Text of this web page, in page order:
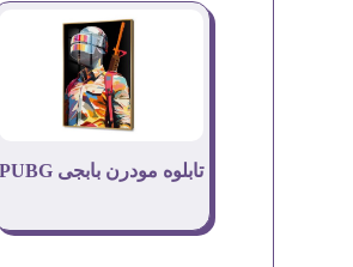
تابلوه مودرن بابجى PUBG